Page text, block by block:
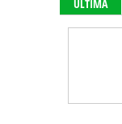
ÚLTIMA